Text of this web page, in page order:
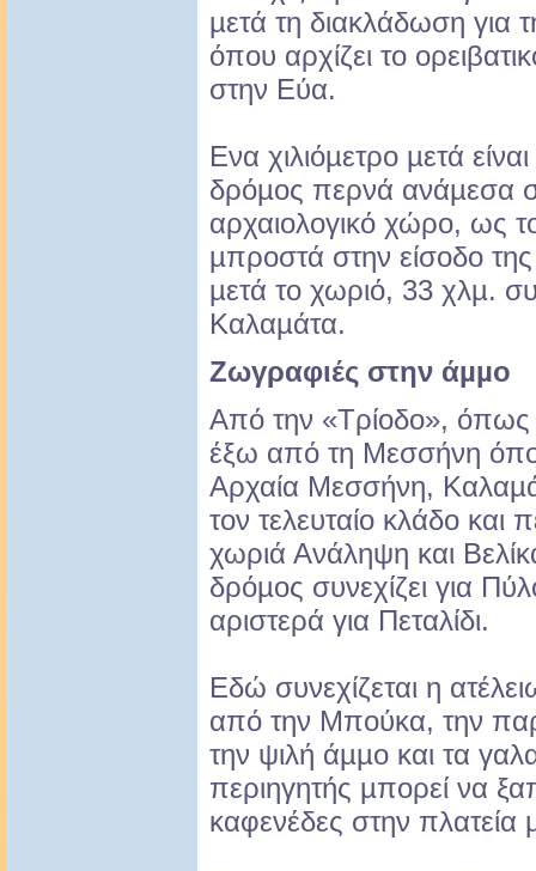
µετά τη διακλάδωση για
όπου αρχίζει το
στην Εύα.
Ενα χιλιόµετρο µετά
δρόµος περνά ανάµεσα
αρχαιολογικό χώρο, ως
µπροστά στην είσοδο
µετά το χωριό, 33 χλµ.
Καλαµάτα.
Ζωγραφιές στην άµµο
Από την «Τρίοδο», όπως
έξω από τη Μεσσήνη
Αρχαία Μεσσήνη,
τον τελευταίο κλάδο
χωριά Ανάληψη και
δρόµος συνεχίζει για
αριστερά για Πεταλίδι.
Εδώ συνεχίζεται η
από την Μπούκα, την
την ψιλή άµµο και τα
περιηγητής µπορεί να
καφενέδες στην πλατεία